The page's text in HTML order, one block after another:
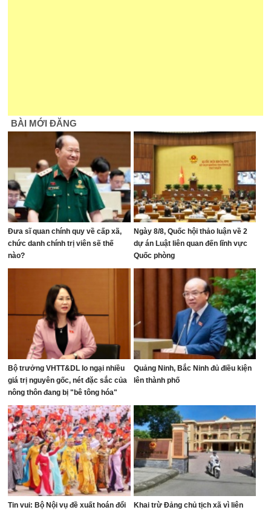
BÀI MỚI ĐĂNG
Đưa sĩ quan chính quy về cấp xã,
chức danh chính trị viên sẽ thế
nào?
Ngày 8/8, Quốc hội thảo luận về 2
dự án Luật liên quan đến lĩnh vực
Quốc phòng
Bộ trưởng VHTT&DL lo ngại nhiều
giá trị nguyên gốc, nét đặc sắc của
nông thôn đang bị "bê tông hóa"
Quảng Ninh, Bắc Ninh đủ điều kiện
lên thành phố
Tin vui: Bộ Nội vụ đề xuất hoán đổi Khai trừ Đảng chủ tịch xã vì liên